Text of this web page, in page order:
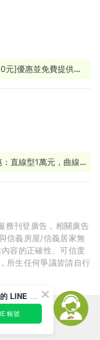
元]優惠並免費提供居
直線型1萬元，曲線
務刊登廣告，相關廣告
信義房屋/信義居家無
容的正確性、可信度
所生任何爭議皆請自行
歡迎訂閱我們的 LINE 官方帳號
帳號